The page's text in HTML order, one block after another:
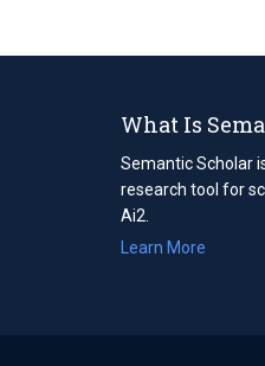
What Is
Semantic Scholar
research tool for
Ai2.
Learn More